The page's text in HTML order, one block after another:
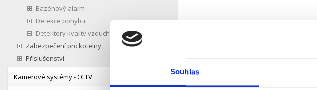
Souhlas
Bazénový alarm
Detekce pohybu
Detektory kvality vzduchu
Zabezpečení pro kotelny
Příslušenství
Kamerové systémy - CCTV